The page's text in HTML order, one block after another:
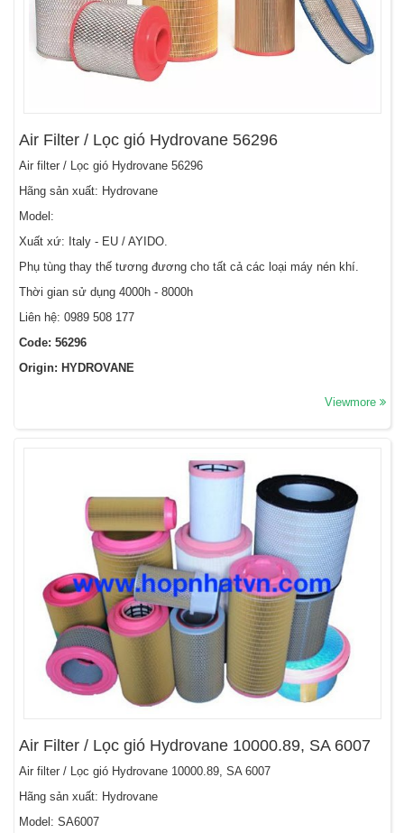
Air Filter / Lọc gió Hydrovane 56296
Air filter / Lọc gió Hydrovane 56296
Hãng sản xuất: Hydrovane
Model:
Xuất xứ: Italy - EU / AYIDO.
Phụ tùng thay thế tương đương cho tất cả các loại máy nén khí.
Thời gian sử dụng 4000h - 8000h
Liên hệ: 0989 508 177
Code: 56296
Origin: HYDROVANE
Viewmore
Air Filter / Lọc gió Hydrovane 10000.89, SA 6007
Air filter / Lọc gió Hydrovane 10000.89, SA 6007
Hãng sản xuất: Hydrovane
Model: SA6007